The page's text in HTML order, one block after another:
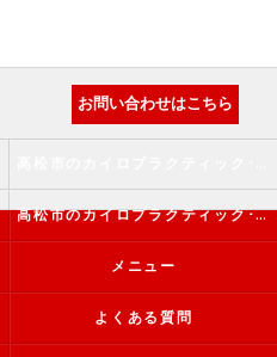
お問い合わせはこちら
高松市のカイロプラクティック･か・から～ず施術院のお客様の声
メニュー
よくある質問